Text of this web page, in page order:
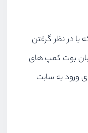
با در نظر گرفتن
بوت کمپ های
ورود به سایت